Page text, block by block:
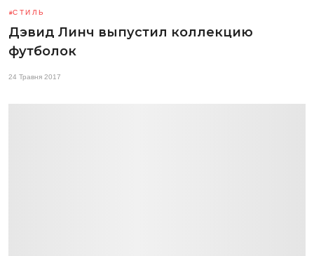
СТИЛЬ
Дэвид Линч выпустил коллекцию
футболок
24 Травня 2017